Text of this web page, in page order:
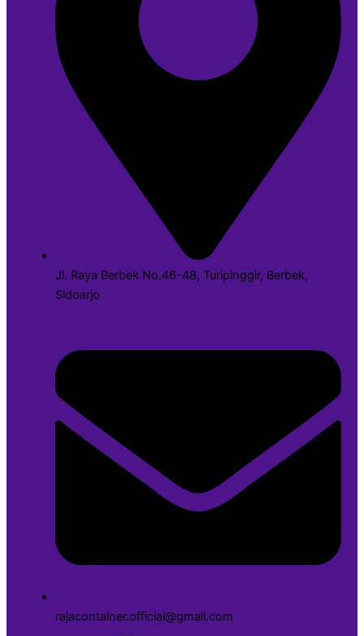
Jl. Raya Berbek No.46-48, Turipinggir, Berbek,
Sidoarjo
rajacontainer.official@gmail.com